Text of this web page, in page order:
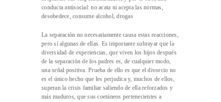
conducta antisocial: no acata ni acepta las normas,
desobedece, consume alcohol, drogas
La separación no necesariamente causa estas reacciones,
pero sí algunas de ellas. Es importante subrayar que la
diversidad de experiencias, que viven los hijos después
de la separación de los padres es, de cualquier modo,
una señal positiva. Prueba de ello es que el divorcio no
es el único hecho que les perjudica y, muchos de ellos,
superan la crisis familiar saliendo de ella reforzados y
más maduros, que sus coetáneos pertenecientes a